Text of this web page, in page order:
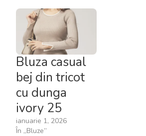
Bluza casual
bej din tricot
cu dunga
ivory 25
ianuarie 1, 2026
În „Bluze”